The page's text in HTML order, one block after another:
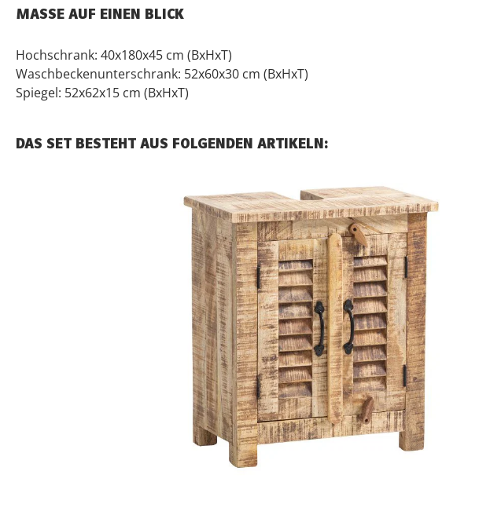
MASSE AUF EINEN BLICK
Hochschrank: 40x180x45 cm (BxHxT)
Waschbeckenunterschrank: 52x60x30 cm (BxHxT)
Spiegel: 52x62x15 cm (BxHxT)
DAS SET BESTEHT AUS FOLGENDEN ARTIKELN: